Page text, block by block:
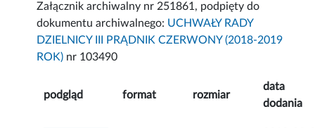
Załącznik archiwalny nr 251861, podpięty do
dokumentu archiwalnego: UCHWAŁY RADY
DZIELNICY III PRĄDNIK CZERWONY (2018-2019
ROK) nr 103490
podgląd format rozmiar
data
dodania